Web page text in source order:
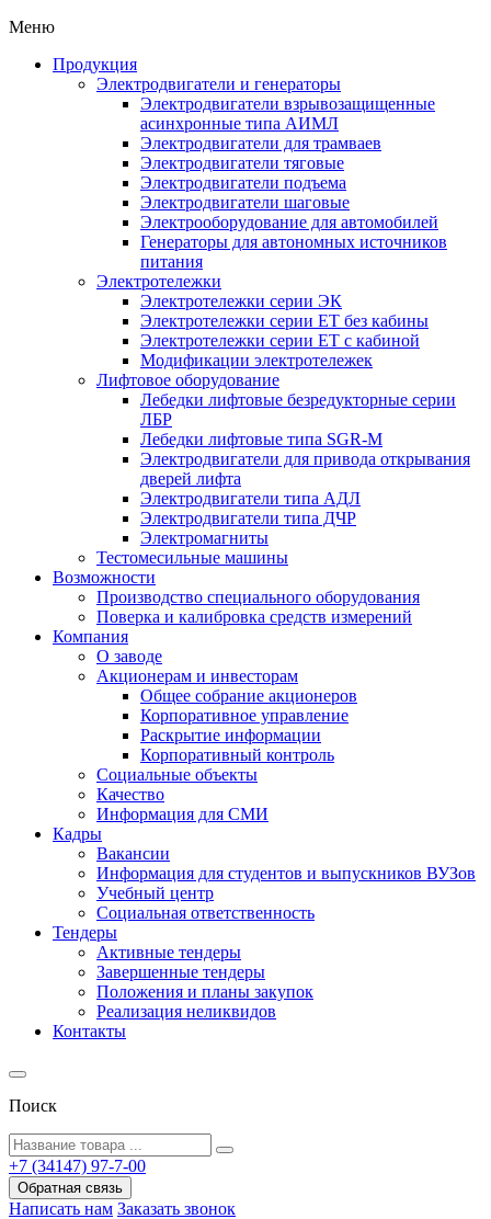
Меню
Продукция
Электродвигатели и генераторы
Электродвигатели взрывозащищенные
асинхронные типа АИМЛ
Электродвигатели для трамваев
Электродвигатели тяговые
Электродвигатели подъема
Электродвигатели шаговые
Электрооборудование для автомобилей
Генераторы для автономных источников
питания
Электротележки
Электротележки серии ЭК
Электротележки серии ЕТ без кабины
Электротележки серии ЕТ с кабиной
Модификации электротележек
Лифтовое оборудование
Лебедки лифтовые безредукторные серии
ЛБР
Лебедки лифтовые типа SGR-M
Электродвигатели для привода открывания
дверей лифта
Электродвигатели типа АДЛ
Электродвигатели типа ДЧР
Электромагниты
Тестомесильные машины
Возможности
Производство специального оборудования
Поверка и калибровка средств измерений
Компания
О заводе
Акционерам и инвесторам
Общее собрание акционеров
Корпоративное управление
Раскрытие информации
Корпоративный контроль
Социальные объекты
Качество
Информация для СМИ
Кадры
Вакансии
Информация для студентов и выпускников ВУЗов
Учебный центр
Социальная ответственность
Тендеры
Активные тендеры
Завершенные тендеры
Положения и планы закупок
Реализация неликвидов
Контакты
Поиск
+7 (34147) 97-7-00
Обратная связь
Написать нам Заказать звонок